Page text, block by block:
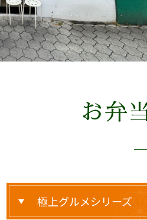
お弁
極上グルメシリーズ